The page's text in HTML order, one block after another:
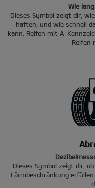
Wie
Dieses Symbol zeigt dir,
haften, und wie schnell
kann. Reifen mit A-
Reifen
Dieses Symbol zeigt dir,
Lärmbeschränkung